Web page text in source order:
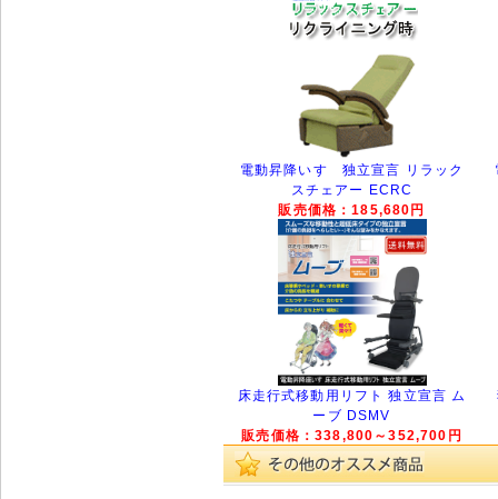
電動昇降いす 独立宣言 リラック
スチェアー ECRC
販売価格：185,680円
床走行式移動用リフト 独立宣言 ム
ーブ DSMV
販売価格：338,800～352,700円